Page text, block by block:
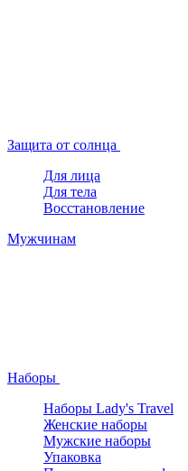
Защита от солнца
Для лица
Для тела
Восстановление
Мужчинам
Наборы
Наборы Lady's Travel
Женские наборы
Мужские наборы
Упаковка